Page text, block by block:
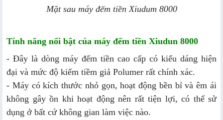
Mặt sau máy đếm tiền Xiudum 8000
Tính năng nổi bật của máy đếm tiền Xiudun 8000
- Đây là dòng máy đếm tiền cao cấp có kiểu dáng hiện
đại và mức độ kiểm tiềm giả Polumer rất chính xác.
- Máy có kích thước nhỏ gọn, hoạt động bền bỉ và êm ái
không gây ồn khi hoạt động nên rất tiện lợi, có thể sử
dụng ở bất cứ không gian làm việc nào.